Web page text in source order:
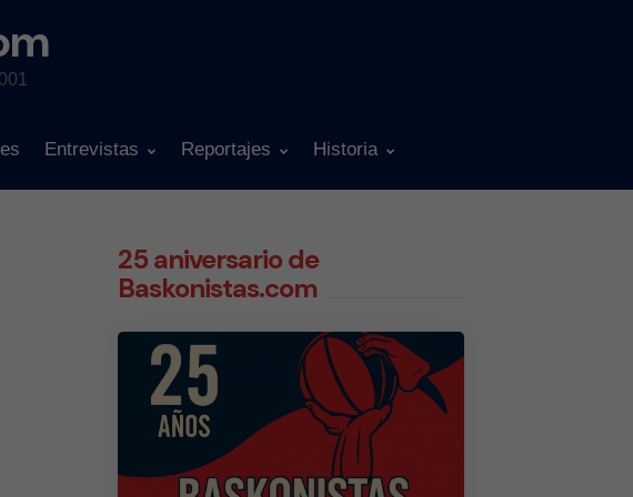
Entrevistas Reportajes Historia
25 aniversario de
Baskonistas.com